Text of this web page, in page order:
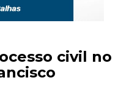
civil no